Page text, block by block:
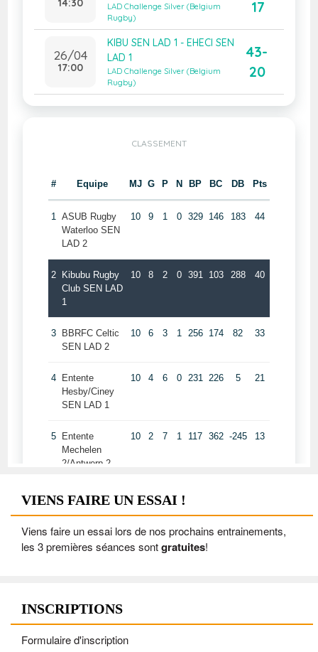
VIENS FAIRE UN ESSAI !
Viens faire un essai lors de nos prochains entrainements,
les 3 premières séances sontgratuites!
INSCRIPTIONS
Formulaire d'inscription